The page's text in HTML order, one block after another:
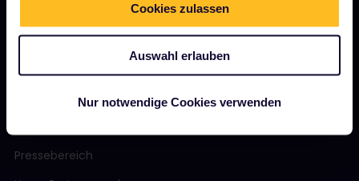
Cookies zulassen
Auswahl erlauben
Nur notwendige Cookies verwenden
Pressebereich